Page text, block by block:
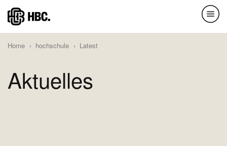
Skip
to
main
content
Home hochschule Latest
Aktuelles